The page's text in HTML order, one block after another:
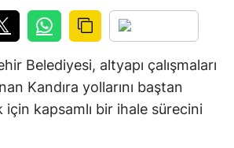
Belediyesi, altyapı çalışmaları
Kandıra yollarını baştan
için kapsamlı bir ihale sürecini